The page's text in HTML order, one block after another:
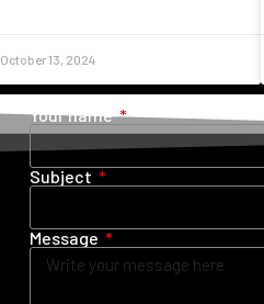
October 13, 2024
Your name
Subject
Message